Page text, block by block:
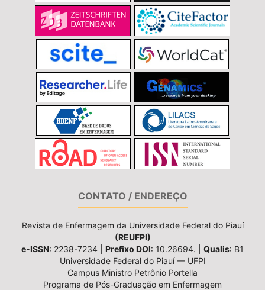
CONTATO / ENDEREÇO
Revista de Enfermagem da Universidade Federal do Piauí
(REUFPI)
e-ISSN: 2238-7234 | Prefixo DOI: 10.26694. | Qualis: B1
Universidade Federal do Piauí — UFPI
Campus Ministro Petrônio Portella
Programa de Pós-Graduação em Enfermagem